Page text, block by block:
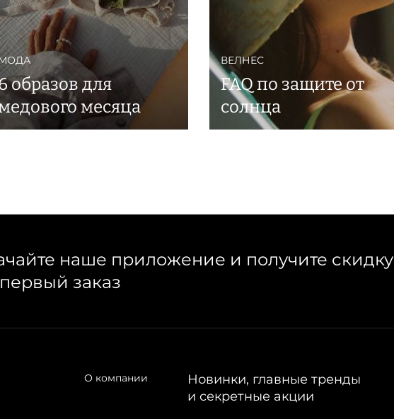
образов для
месяца
ВЕЛНЕС
FAQ по защите от
солнца
наше приложение и получите скидку
заказ
О компании
Новинки, главные тренды
и секретные акции